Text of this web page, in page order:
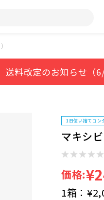
送料改定のお知らせ（
1日使い捨てコン
マキシ
価格:
1箱：